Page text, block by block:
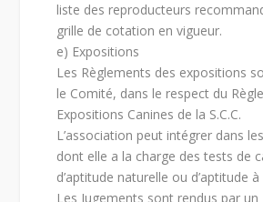
liste des reproducteurs
grille de cotation en vigueur.
e) Expositions
Les Règlements des expositions
le Comité, dans le respect du
Expositions Canines de la S.C.C.
L’association peut intégrer dans
dont elle a la charge des tests de
d’aptitude naturelle ou d’aptitude à
Les Jugements sont rendus par un